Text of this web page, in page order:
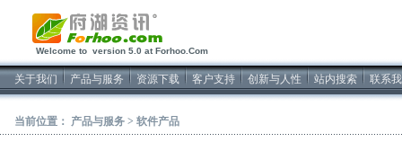
Welcome to version 5.0 at Forhoo.Com
关于我们 产品与服务 资源下载 客户支持 创新与人性 站内搜索 联系
当前位置： 产品与服务 > 软件产品